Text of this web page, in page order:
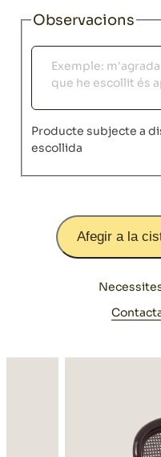
Observacions
Observacions
Producte subjecte a
escollida
Afegir a la